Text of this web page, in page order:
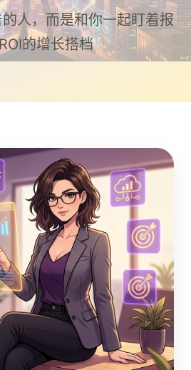
人，而是和你一起盯着报
的增长搭档